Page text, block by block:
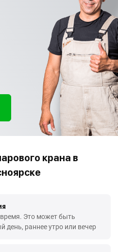
крана в
Это может быть
день, раннее утро или вечер